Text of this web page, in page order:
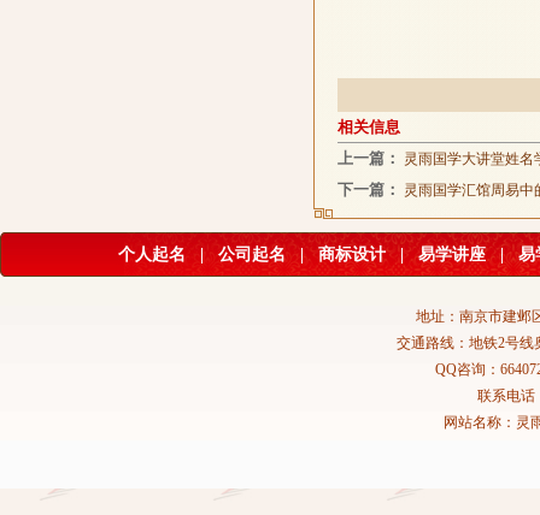
相关信息
上一篇：
灵雨国学大讲堂姓
下一篇： 灵雨国学汇馆周易
个人起名 公司起名 | 商标设计 | 易学讲座 | 易
地址：南京市建邺
交通路线：地铁2号线
QQ咨询：
联系电话
网站名称：灵